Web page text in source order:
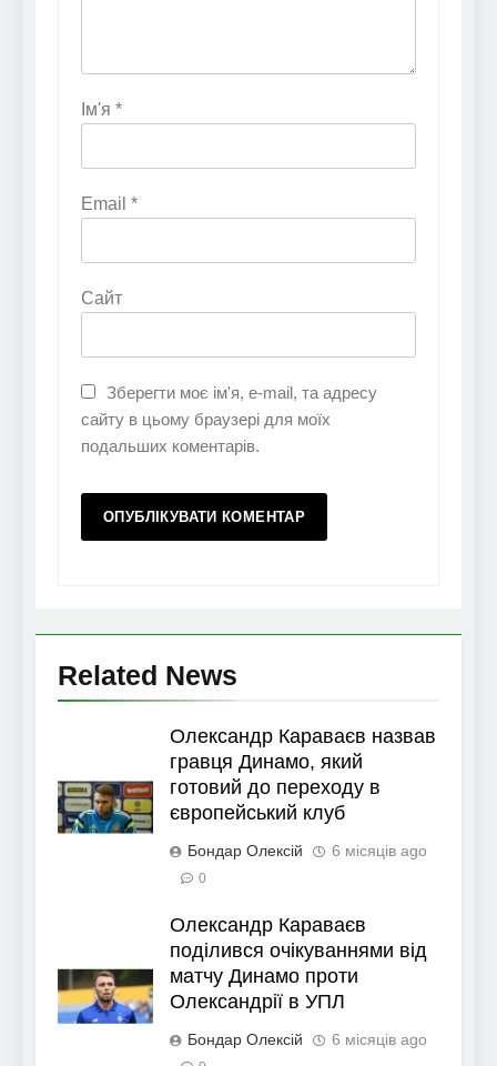
Ім'я *
Email *
Сайт
Зберегти моє ім'я, e-mail, та адресу
сайту в цьому браузері для моїх
подальших коментарів.
Related News
Олександр Караваєв назвав
гравця Динамо, який
готовий до переходу в
європейський клуб
Бондар Олексій 6 місяців ago
0
Олександр Караваєв
поділився очікуваннями від
матчу Динамо проти
Олександрії в УПЛ
Бондар Олексій 6 місяців ago